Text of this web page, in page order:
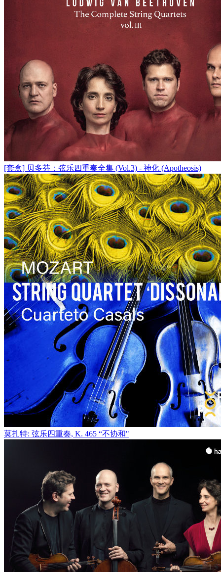
[套盒] 贝多芬：弦乐四重奏全集 (Vol.3) - 神化 (Apotheosis)
莫扎特: 弦乐四重奏, K. 465 “不协和"